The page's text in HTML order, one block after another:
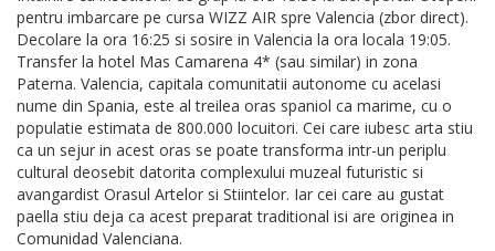
pentru imbarcare pe cursa WIZZ AIR spre Valencia (zbor direct).
Decolare la ora 16:25 si sosire in Valencia la ora locala 19:05.
Transfer la hotel Mas Camarena 4* (sau similar) in zona
Paterna. Valencia, capitala comunitatii autonome cu acelasi
nume din Spania, este al treilea oras spaniol ca marime, cu o
populatie estimata de 800.000 locuitori. Cei care iubesc arta stiu
ca un sejur in acest oras se poate transforma intr-un periplu
cultural deosebit datorita complexului muzeal futuristic si
avangardist Orasul Artelor si Stiintelor. Iar cei care au gustat
paella stiu deja ca acest preparat traditional isi are originea in
Comunidad Valenciana.